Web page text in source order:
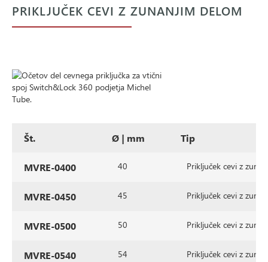
PRIKLJUČEK CEVI Z ZUNANJIM DELOM
Št. Ø | mm Tip
MVRE-0400 40 Priključek cevi z
MVRE-0450 45 Priključek cevi z
MVRE-0500 50 Priključek cevi z
MVRE-0540 54 Priključek cevi z